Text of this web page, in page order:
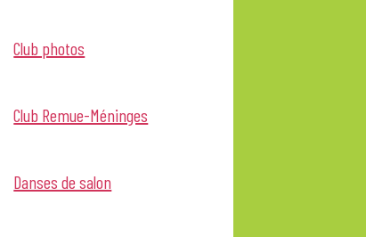
Club photos
Club Remue-Méninges
Danses de salon